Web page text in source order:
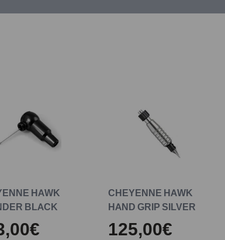
HAWK
BLACK
CHEYENNE HAWK
HAND GRIP SILVER
125,00€